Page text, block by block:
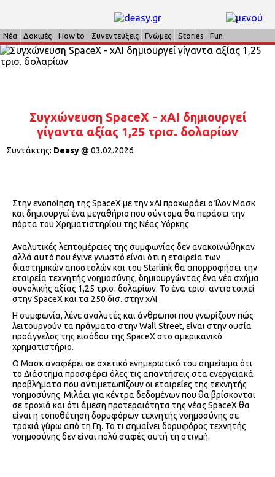
Νέα Δοκιμές How to Συνεντεύξεις Γνώμες Stories Fun
Συγχώνευση SpaceX - xAI δημιουργεί
γίγαντα αξίας 1,25 τρισ. δολαρίων
Συντάκτης: Deasy@ 03.02.2026
Στην ενοποίηση της SpaceX με την xAI προχωράει ο Ίλον Μασκ
και δημιουργεί ένα μεγαθήριο που σύντομα θα περάσει την
πόρτα του Χρηματιστηρίου της Νέας Υόρκης.
Αναλυτικές λεπτομέρειες της συμφωνίας δεν ανακοινώθηκαν
αλλά αυτό που έγινε γνωστό είναι ότι η εταιρεία των
διαστημικών αποστολών και του Starlink θα απορροφήσει την
εταιρεία τεχνητής νοημοσύνης, δημιουργώντας ένα νέο σχήμα
συνολικής αξίας 1,25 τρισ. δολαρίων. Το ένα τρισ. αντιστοιχεί
στην SpaceX και τα 250 δισ. στην xAI.
Η συμφωνία, λένε αναλυτές και άνθρωποι που γνωρίζουν πώς
λειτουργούν τα πράγματα στην Wall Street, είναι στην ουσία
προάγγελος της εισόδου της SpaceX στο αμερικανικό
χρηματιστήριο.
Ο Μασκ αναφέρει σε σχετικό ενημερωτικό του σημείωμα ότι
το Διάστημα προσφέρει όλες τις απαντήσεις στα ενεργειακά
προβλήματα που αντιμετωπίζουν οι εταιρείες της τεχνητής
νοημοσύνης. Μιλάει για κέντρα δεδομένων που θα βρίσκονται
σε τροχιά και ότι άμεση προτεραιότητα της νέας SpaceX θα
είναι η τοποθέτηση δορυφόρων τεχνητής νοημοσύνης σε
τροχιά γύρω από τη Γη. Το τι σημαίνει δορυφόρος τεχνητής
νοημοσύνης δεν είναι πολύ σαφές αυτή τη στιγμή.